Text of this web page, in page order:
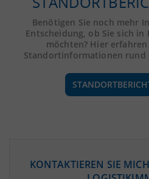
Benötigen Sie noch mehr
Entscheidung, ob Sie sich
möchten? Hier
Standortinformationen rund
KONTAKTIEREN SIE